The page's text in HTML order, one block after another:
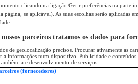
clicando na ligação Gerir preferências na parte
página, se aplicável). As suas escolhas serão aplicadas
nossos parceiros tratamos os dados para
de geolocalização precisos. Procurar ativamente as
a informações num dispositivo. Publicidade e
audiência e desenvolvimento de serviços.
(fornecedores)